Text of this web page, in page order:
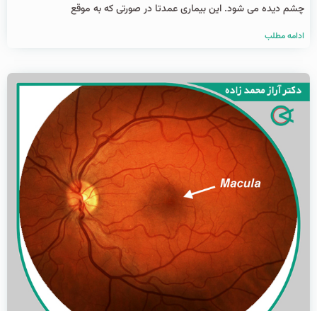
چشم دیده می شود. این بیماری عمدتا در صورتی که به موقع
ادامه مطلب